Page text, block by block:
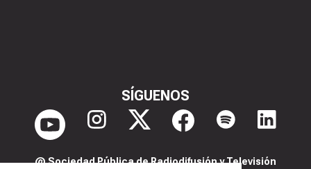
SÍGUENOS
@ Sociedad Pública de Radiodifusión y Televisión